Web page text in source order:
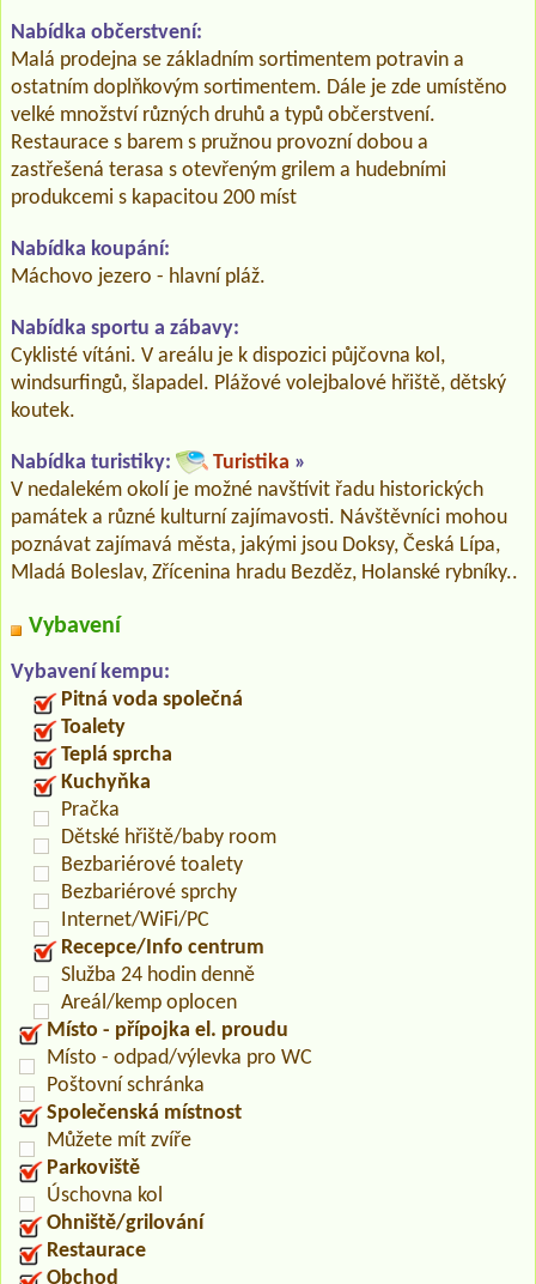
Nabídka občerstvení:
Malá prodejna se základním sortimentem potravin a
ostatním doplňkovým sortimentem. Dále je zde umístěno
velké množství různých druhů a typů občerstvení.
Restaurace s barem s pružnou provozní dobou a
zastřešená terasa s otevřeným grilem a hudebními
produkcemi s kapacitou 200 míst
Nabídka koupání:
Máchovo jezero - hlavní pláž.
Nabídka sportu a zábavy:
Cyklisté vítáni. V areálu je k dispozici půjčovna kol,
windsurfingů, šlapadel. Plážové volejbalové hřiště, dětský
koutek.
Nabídka turistiky: Turistika »
V nedalekém okolí je možné navštívit řadu historických
památek a různé kulturní zajímavosti. Návštěvníci mohou
poznávat zajímavá města, jakými jsou Doksy, Česká Lípa,
Mladá Boleslav, Zřícenina hradu Bezděz, Holanské rybníky..
Vybavení
Vybavení kempu:
Pitná voda společná
Toalety
Teplá sprcha
Kuchyňka
Pračka
Dětské hřiště/baby room
Bezbariérové toalety
Bezbariérové sprchy
Internet/WiFi/PC
Recepce/Info centrum
Služba 24 hodin denně
Areál/kemp oplocen
Místo - přípojka el. proudu
Místo - odpad/výlevka pro WC
Poštovní schránka
Společenská místnost
Můžete mít zvíře
Parkoviště
Úschovna kol
Ohniště/grilování
Restaurace
Obchod